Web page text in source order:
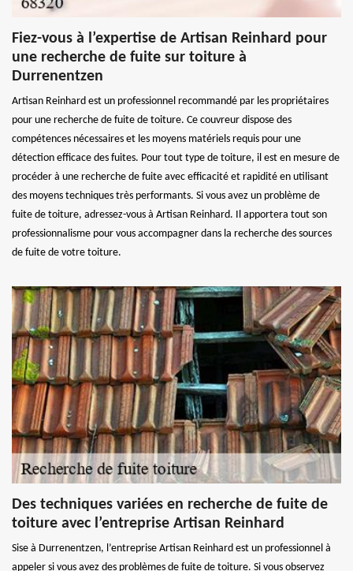
Fiez-vous à l’expertise de Artisan Reinhard pour
une recherche de fuite sur toiture à
Durrenentzen
Artisan Reinhard est un professionnel recommandé par les propriétaires
pour une recherche de fuite de toiture. Ce couvreur dispose des
compétences nécessaires et les moyens matériels requis pour une
détection efficace des fuites. Pour tout type de toiture, il est en mesure de
procéder à une recherche de fuite avec efficacité et rapidité en utilisant
des moyens techniques très performants. Si vous avez un problème de
fuite de toiture, adressez-vous à Artisan Reinhard. Il apportera tout son
professionnalisme pour vous accompagner dans la recherche des sources
de fuite de votre toiture.
Des techniques variées en recherche de fuite de
toiture avec l’entreprise Artisan Reinhard
Sise à Durrenentzen, l’entreprise Artisan Reinhard est un professionnel à
appeler si vous avez des problèmes de fuite de toiture. Si vous observez